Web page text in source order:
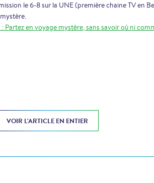
le 6-8 sur la UNE (première chaine TV en
Partez en voyage mystère, sans savoir où ni
VOIR L'ARTICLE EN ENTIER